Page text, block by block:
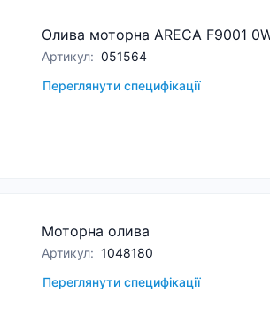
Олива моторна ARECA F9001
Артикул: 051564
Переглянути специфікації
Моторна олива
Артикул: 1048180
Переглянути специфікації